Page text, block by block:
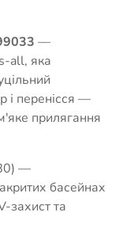
—
all, яка
і перенісся —
прилягання
—
басейнах
захист та